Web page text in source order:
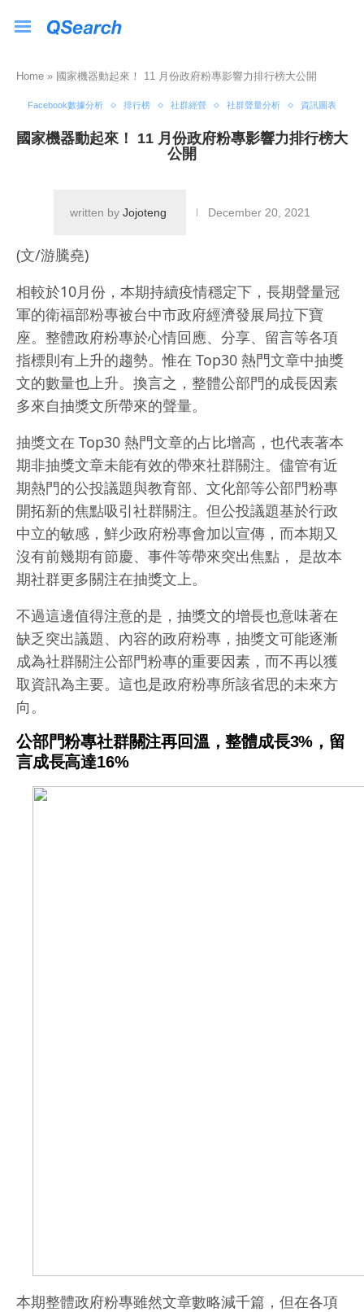
Home » 國家機器動起來！ 11 月份政府粉專影響力排行榜大公開
Facebook數據分析 排行榜 社群經營 社群聲量分析 資訊圖表
國家機器動起來！ 11 月份政府粉專影響力排行榜大
公開
written by Jojoteng December 20, 2021
(文/游騰堯)
相較於10月份，本期持續疫情穩定下，長期聲量冠
軍的衛福部粉專被台中市政府經濟發展局拉下寶
座。整體政府粉專於心情回應、分享、留言等各項
指標則有上升的趨勢。惟在 Top30 熱門文章中抽獎
文的數量也上升。換言之，整體公部門的成長因素
多來自抽獎文所帶來的聲量。
抽獎文在 Top30 熱門文章的占比增高，也代表著本
期非抽獎文章未能有效的帶來社群關注。儘管有近
期熱門的公投議題與教育部、文化部等公部門粉專
開拓新的焦點吸引社群關注。但公投議題基於行政
中立的敏感，鮮少政府粉專會加以宣傳，而本期又
沒有前幾期有節慶、事件等帶來突出焦點， 是故本
期社群更多關注在抽獎文上。
不過這邊值得注意的是，抽獎文的增長也意味著在
缺乏突出議題、內容的政府粉專，抽獎文可能逐漸
成為社群關注公部門粉專的重要因素，而不再以獲
取資訊為主要。這也是政府粉專所該省思的未來方
向。
公部門粉專社群關注再回溫，整體成長3%，留
言成長高達16%
本期整體政府粉專雖然文章數略減千篇，但在各項